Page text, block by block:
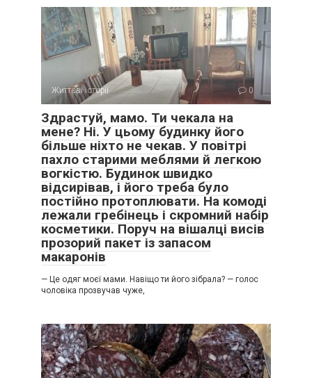
Життєві історії 0
Здрастуй, мамо. Ти чекала на
мене? Ні. У цьому будинку його
більше ніхто не чекав. У повітрі
пахло старими меблями й легкою
вогкістю. Будинок швидко
відсирівав, і його треба було
постійно протоплювати. На комоді
лежали гребінець і скромний набір
косметики. Поруч на вішалці висів
прозорий пакет із запасом
макаронів
— Це одяг моєї мами. Навіщо ти його зібрала? — голос
чоловіка прозвучав чуже,